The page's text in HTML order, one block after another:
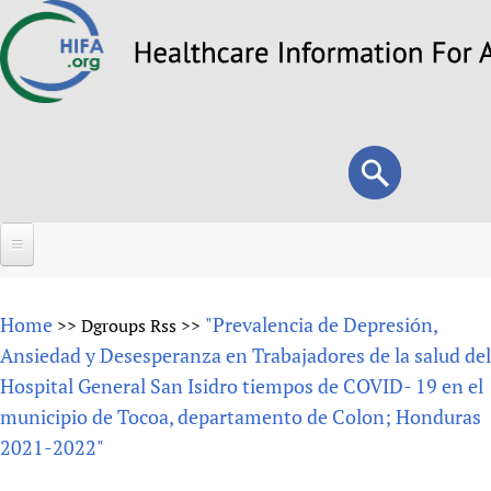
to
Search
form
Search
About
Overview
Why HIFA is needed
Vision and Strategy
Forums
HIFA (Healthcare Information For All)
Projects
Home >> Dgroups Rss >> "Prevalencia de Depresión,
Ansiedad y Desesperanza en Trabajadores de la salud del
Hospital General San Isidro tiempos de COVID- 19 en el
municipio de Tocoa, departamento de Colon; Honduras
2021-2022"